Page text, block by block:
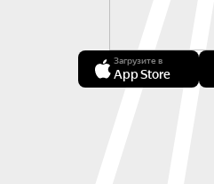
Загрузите в
App Store